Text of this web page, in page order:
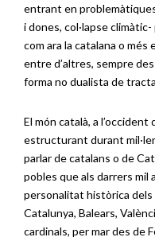
entrant en
i dones, col·lapse
com ara la catalana o més
entre d’altres, sempre
forma no dualista de
El món català, a l’occident
estructurant durant
parlar de catalans o de
pobles que als darrers mil
personalitat històrica dels
Catalunya, Balears,
cardinals, per mar des de